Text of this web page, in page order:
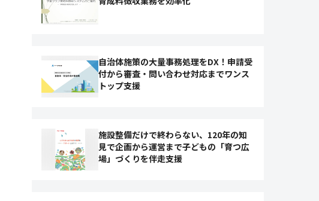
自治体施策の大量事務処理をDX！申請受
付から審査・問い合わせ対応までワンス
トップ支援
施設整備だけで終わらない、120年の知
見で企画から運営まで子どもの「育つ広
場」づくりを伴走支援